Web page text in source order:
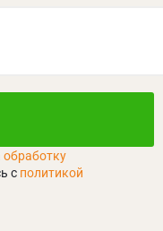
обработку
с политикой